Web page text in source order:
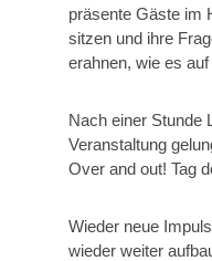
präsente Gäste im
sitzen und ihre
erahnen, wie es
Nach einer Stunde
Veranstaltung
Over and out! Tag
Wieder neue
wieder weiter